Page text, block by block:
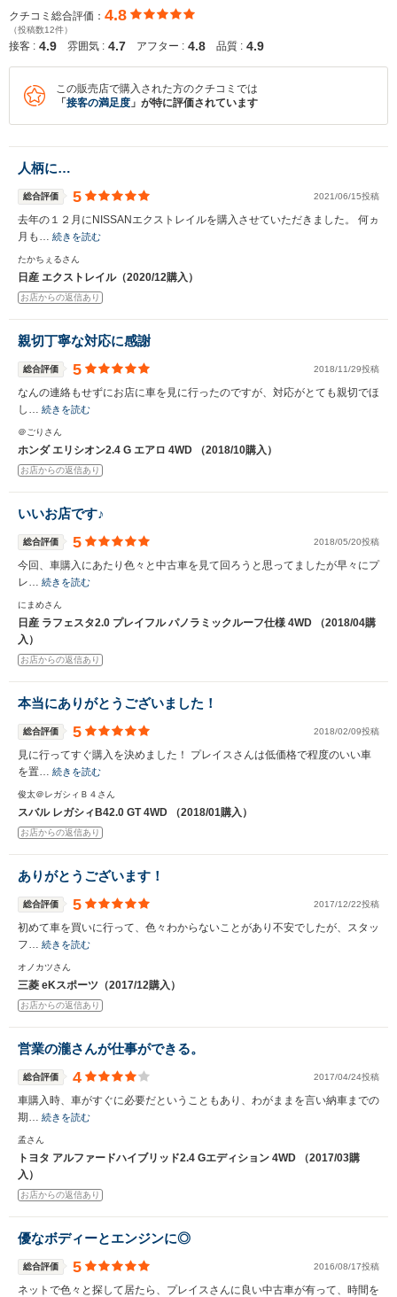
クチコミ総合評価： 4.8
（投稿数12件）
接客 : 4.9 雰囲気 : 4.7 アフター : 4.8 品質 : 4.9
この販売店で購入された方のクチコミでは
「 接客の満足度 」が特に評価されています
人柄に…
総合評価 5 2021/06/15投稿
去年の１２月にNISSANエクストレイルを購入させていただきました。 何ヵ
月も… 続きを読む
たかちぇるさん
日産 エクストレイル（2020/12購入）
お店からの返信あり
親切丁寧な対応に感謝
総合評価 5 2018/11/29投稿
なんの連絡もせずにお店に車を見に行ったのですが、対応がとても親切でほ
し… 続きを読む
＠ごりさん
ホンダ エリシオン2.4 G エアロ 4WD （2018/10購入）
お店からの返信あり
いいお店です♪
総合評価 5 2018/05/20投稿
今回、車購入にあたり色々と中古車を見て回ろうと思ってましたが早々にプ
レ… 続きを読む
にまめさん
日産 ラフェスタ2.0 プレイフル パノラミックルーフ仕様 4WD （2018/04購
入）
お店からの返信あり
本当にありがとうございました！
総合評価 5 2018/02/09投稿
見に行ってすぐ購入を決めました！ プレイスさんは低価格で程度のいい車
を置… 続きを読む
俊太＠レガシィＢ４さん
スバル レガシィB42.0 GT 4WD （2018/01購入）
お店からの返信あり
ありがとうございます！
総合評価 5 2017/12/22投稿
初めて車を買いに行って、色々わからないことがあり不安でしたが、スタッ
フ… 続きを読む
オノカツさん
三菱 eKスポーツ（2017/12購入）
お店からの返信あり
営業の瀧さんが仕事ができる。
総合評価 4 2017/04/24投稿
車購入時、車がすぐに必要だということもあり、わがままを言い納車までの
期… 続きを読む
孟さん
トヨタ アルファードハイブリッド2.4 Gエディション 4WD （2017/03購
入）
お店からの返信あり
優なボディーとエンジンに◎
総合評価 5 2016/08/17投稿
ネットで色々と探して居たら、プレイスさんに良い中古車が有って、時間を
入力途中の情報を保存しますか？
※保存された情報は